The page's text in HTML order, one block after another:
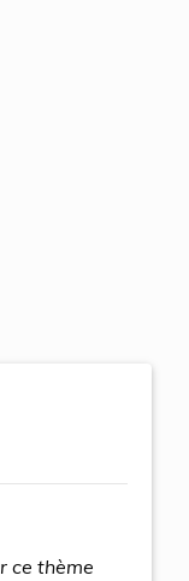
ce thème